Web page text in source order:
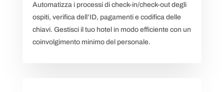
Automatizza i processi di check-in/check-out degli
ospiti, verifica dell’ID, pagamenti e codifica delle
chiavi. Gestisci il tuo hotel in modo efficiente con un
coinvolgimento minimo del personale.